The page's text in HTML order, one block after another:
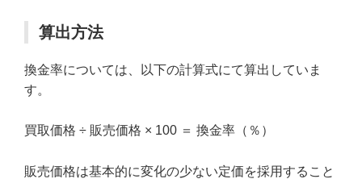
算出方法
換金率については、以下の計算式にて算出していま
す。
買取価格 ÷ 販売価格 × 100 ＝ 換金率（％）
販売価格は基本的に変化の少ない定価を採用すること